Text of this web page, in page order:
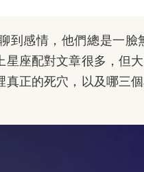
到感情，他們總是一
座配對文章很多，但
正的死穴，以及哪三